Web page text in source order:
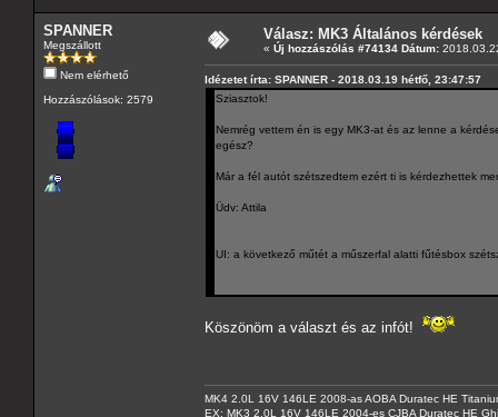
SPANNER
Megszállott
Nem elérhető
Hozzászólások: 2579
Válasz: MK3 Általános kérdések
« Új hozzászólás #74134 Dátum:
Idézetet írta: SPANNER - 2018.03.19 hétfő, 23:47:57
Sziasztok!
Nemrég vettem én is egy MK3-at és az lenne a
egész?
Már a fél autót szétszedtem ezért ti is kérdezhettek
Üdv: Attila
UI: a következő műtét a műszerfal alatti fűtésbox
Köszönöm a választ és az infót!
MK4 2.0L 16V 146LE 2008-as AOBA Duratec HE
EX: MK3 2.0L 16V 146LE 2004-es CJBA Duratec HE